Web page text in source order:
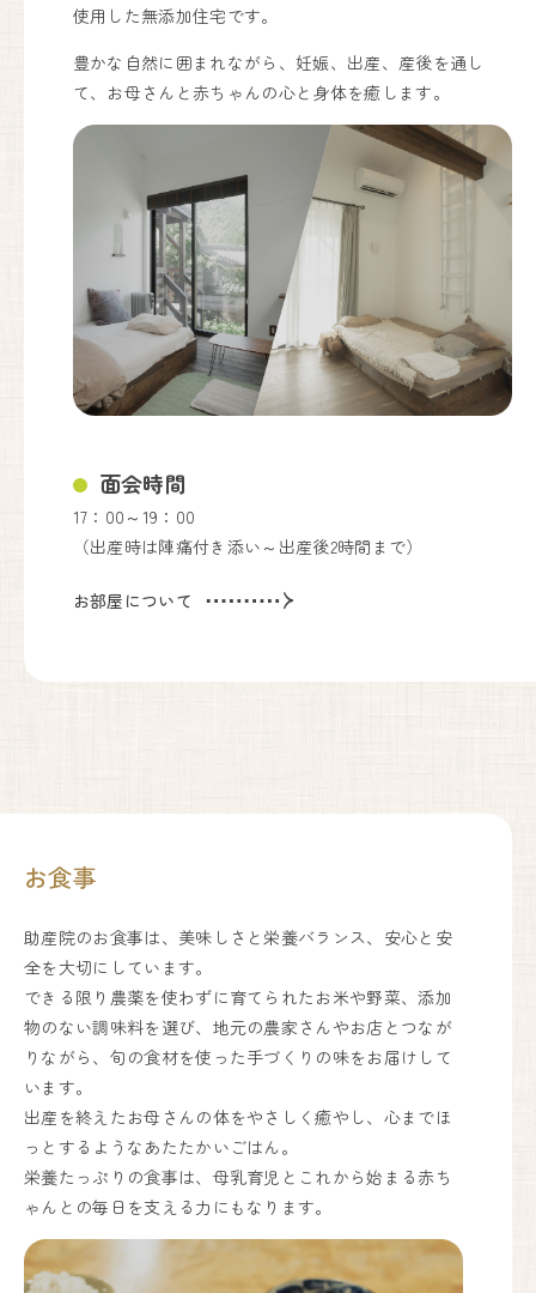
使用した無添加住宅です。
豊かな自然に囲まれながら、妊娠、出産、産後を通し
て、お母さんと赤ちゃんの心と身体を癒します。
面会時間
17：00～19：00
（出産時は陣痛付き添い～出産後2時間まで）
お部屋について
お食事
助産院のお食事は、美味しさと栄養バランス、安心と安
全を大切にしています。
できる限り農薬を使わずに育てられたお米や野菜、添加
物のない調味料を選び、地元の農家さんやお店とつなが
りながら、旬の食材を使った手づくりの味をお届けして
います。
出産を終えたお母さんの体をやさしく癒やし、心までほ
っとするようなあたたかいごはん。
栄養たっぷりの食事は、母乳育児とこれから始まる赤ち
ゃんとの毎日を支える力にもなります。